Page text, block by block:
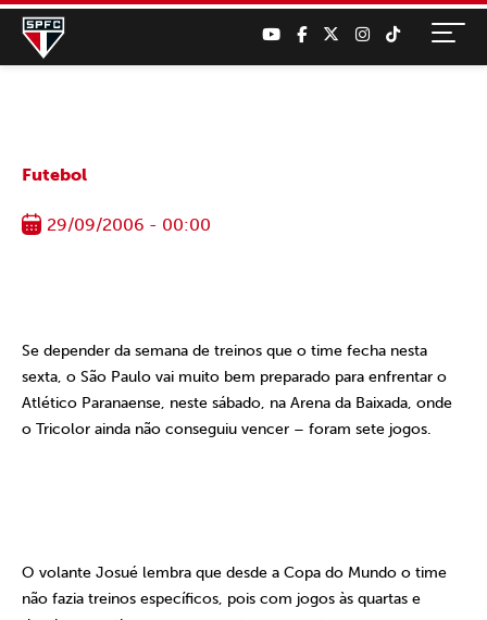
Futebol
29/09/2006 - 00:00
Se depender da semana de treinos que o time fecha nesta
sexta, o São Paulo vai muito bem preparado para enfrentar o
Atlético Paranaense, neste sábado, na Arena da Baixada, onde
o Tricolor ainda não conseguiu vencer – foram sete jogos.
O volante Josué lembra que desde a Copa do Mundo o time
não fazia treinos específicos, pois com jogos às quartas e